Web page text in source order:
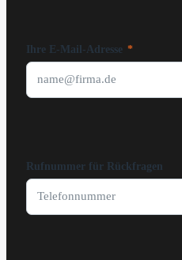
Ihre E-Mail-Adresse *
Rufnummer für Rückfragen